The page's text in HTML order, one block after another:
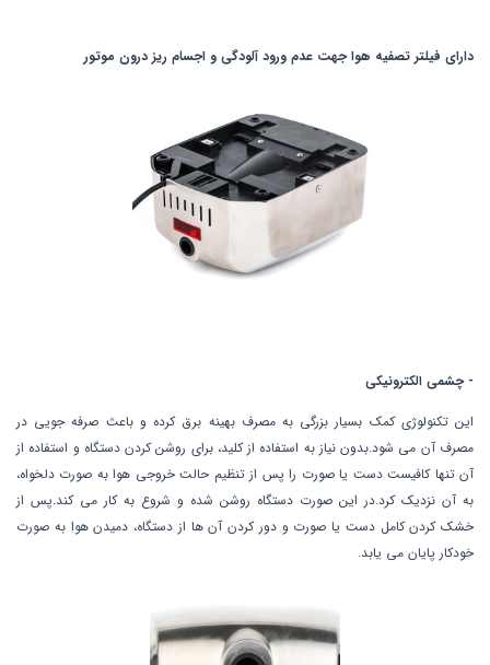
دارای فیلتر تصفیه هوا جهت عدم ورود آلودگی و اجسام ریز درون موتور
-چشمی الکترونیکی
این تکنولوژی کمک بسیار بزرگی به مصرف بهینه برق کرده و باعث صرفه جویی در
مصرف آن می شود.بدون نیاز به استفاده از کلید، برای روشن کردن دستگاه و استفاده از
آن تنها کافیست دست یا صورت را پس از تنظیم حالت خروجی هوا به صورت دلخواه،
به آن نزدیک کرد.در این صورت دستگاه روشن شده و شروع به کار می کند.پس از
خشک کردن کامل دست یا صورت و دور کردن آن ها از دستگاه، دمیدن هوا به صورت
خودکار پایان می یابد.